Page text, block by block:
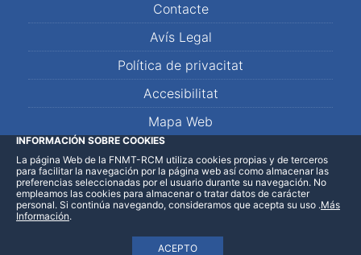
Contacte
Avís Legal
Política de privacitat
Accesibilitat
Mapa Web
LinkedInFacebookWhatsApp
INFORMACIÓN SOBRE COOKIES
La página Web de la FNMT-RCM utiliza cookies propias y de terceros
para facilitar la navegación por la página web así como almacenar las
preferencias seleccionadas por el usuario durante su navegación. No
empleamos las cookies para almacenar o tratar datos de carácter
personal. Si continúa navegando, consideramos que acepta su uso
ACEPTO
.Más
Información.